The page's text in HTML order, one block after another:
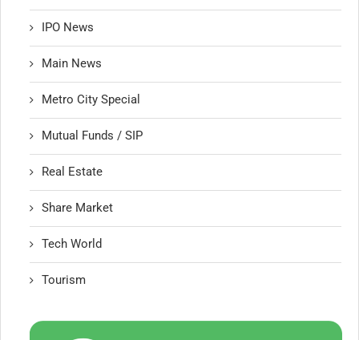
IPO News
Main News
Metro City Special
Mutual Funds / SIP
Real Estate
Share Market
Tech World
Tourism